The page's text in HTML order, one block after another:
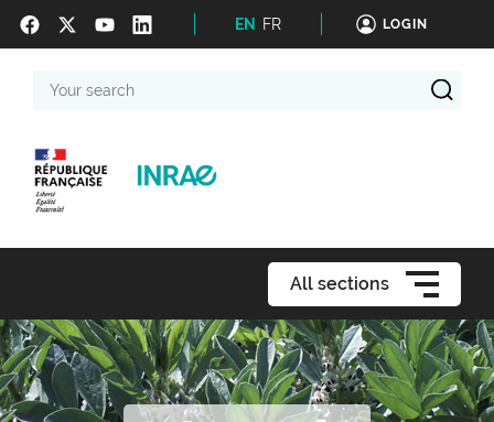
EN FR LOGIN
search
All sections